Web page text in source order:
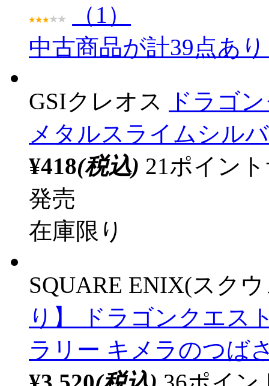
クエストIII そして伝
¥6,910(税込) 691ポイ
数量限定
（1）
中古商品が計39点あ
GSIクレオス ドラゴ